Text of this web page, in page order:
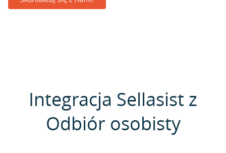
Integracja Sellasist z
Odbiór osobisty